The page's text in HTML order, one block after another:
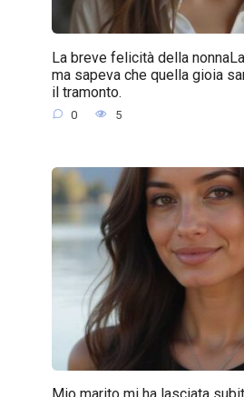
La breve felicità della
ma sapeva che quella gioia
il tramonto.
0 5